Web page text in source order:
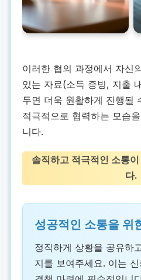
이러한 협의 과정에서 자신
있는 자료(소득 증빙, 지출
두면 더욱 원활하게 진행될
적극적으로 협력하는 모습
니다.
솔직하고 적극적인 소통
다.
성공적인 소통을 위
정직하게 상황을 공유하
지를 보여주세요. 이는